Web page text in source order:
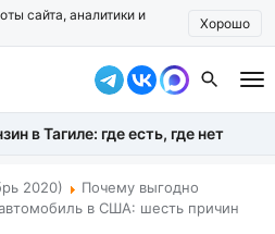
сайта, аналитики и
Хорошо
в Тагиле: где есть, где нет
2020)
Почему выгодно
в США: шесть причин